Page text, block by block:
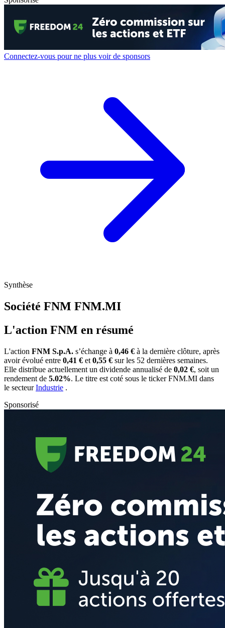
Connectez-vous pour ne plus voir de sponsors
Synthèse
Société FNM FNM.MI
L'action FNM en résumé
L'action FNM S.p.A. s’échange à 0,46 € à la dernière clôture, après
avoir évolué entre 0,41 € et 0,55 € sur les 52 dernières semaines.
Elle distribue actuellement un dividende annualisé de 0,02 €, soit un
rendement de 5.02%. Le titre est coté sous le tickerFNM.MI dans
le secteurIndustrie .
Sponsorisé